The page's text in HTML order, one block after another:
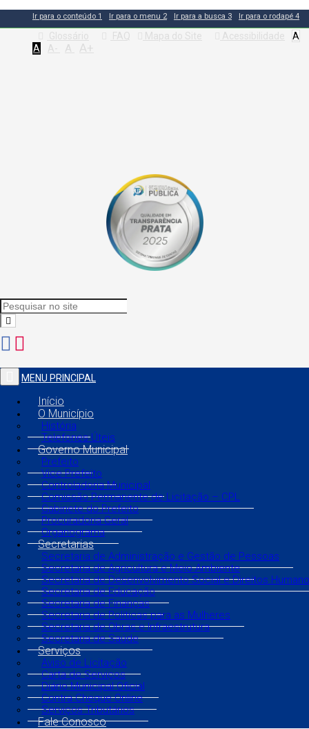
Ir para o conteúdo 1 Ir para o menu 2 Ir para a busca 3 Ir para o rodapé 4
Glossário FAQ Mapa do Site Acessibilidade
A
A
A- A A+
MENU PRINCIPAL
Início
O Município
História
Telefones Úteis
Governo Municipal
Prefeito
Vice Prefeito
Controladoria Municipal
Comissão Permanente de Licitação – CPL
Gabinete do Prefeito
Procuradoria Geral
Organograma
Secretarias
Secretaria de Administração e Gestão de Pessoas
Secretaria de Agricultura e Meio Ambiente
Secretaria de Desenvolvimento Social e Direitos
Secretaria de Educação
Secretaria de Finanças
Secretaria de Políticas para as Mulheres
Secretaria de Obras e Infraestrutura
Secretaria de Saúde
Serviços
Aviso de Licitação
Carta de Serviços
Diário Municipal Oficial
Contra Cheque Online
Serviços Tributários
Fale Conosco